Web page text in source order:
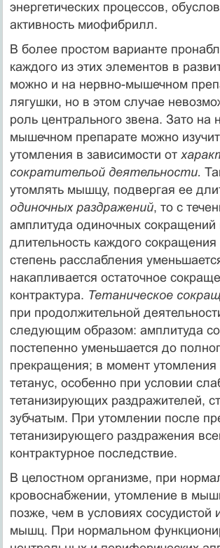
энергетических процессов,
активность миофибрилл.
В более простом варианте
каждого из этих элементов в
можно и на нервно-мышечном
лягушки, но в этом случае
роль центрального звена. Зато на
мышечном препарате можно
утомления в зависимости от
сократительой деятельности.
утомлять мышцу, подвергая ее
одиночных раздражений, то с
амплитуда одиночных сокращений
длительность каждого сокращения
степень расслабления
накапливается остаточное
контрактура. Тетаническое
при продолжительной
следующим образом: амплитуда
постепенно уменьшается до
прекращения; в момент
тетанус, особенно при условии
тетанизирующих раздражителей,
зубчатым. При утомлении после
тетанизирующего раздражения
контрактурное последствие.
В целостном организме, при
кровоснабжении, утомление в
позже, чем в условиях сосудистой
мышц. При нормальном